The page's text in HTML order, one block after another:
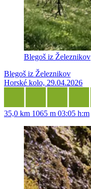
Blegoš iz Železnikov
Blegoš iz Železnikov
Horské kolo, 29.04.2026
35,0 km 1065 m 03:05 h:m